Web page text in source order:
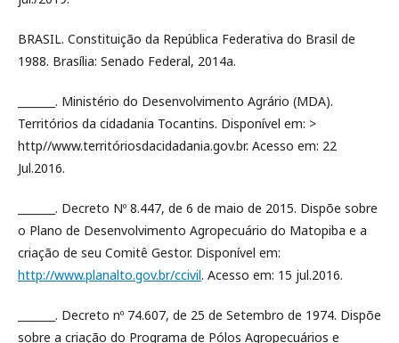
BRASIL. Constituição da República Federativa do Brasil de
1988. Brasília: Senado Federal, 2014a.
_______. Ministério do Desenvolvimento Agrário (MDA).
Territórios da cidadania Tocantins. Disponível em: >
http//www.territóriosdacidadania.gov.br. Acesso em: 22
Jul.2016.
_______. Decreto Nº 8.447, de 6 de maio de 2015. Dispõe sobre
o Plano de Desenvolvimento Agropecuário do Matopiba e a
criação de seu Comitê Gestor. Disponível em:
http://www.planalto.gov.br/ccivil. Acesso em: 15 jul.2016.
_______. Decreto nº 74.607, de 25 de Setembro de 1974. Dispõe
sobre a criação do Programa de Pólos Agropecuários e